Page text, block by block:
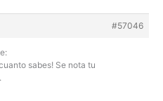
#57046
sabes! Se nota tu